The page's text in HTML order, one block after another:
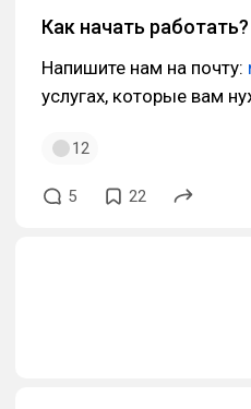
Как начать работать?
Напишите нам на почту:
услугах, которые вам
12
5 22